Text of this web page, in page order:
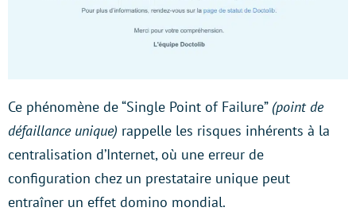
Ce phénomène de “Single Point of Failure” (point de
défaillance unique) rappelle les risques inhérents à la
centralisation d’Internet, où une erreur de
configuration chez un prestataire unique peut
entraîner un effet domino mondial.